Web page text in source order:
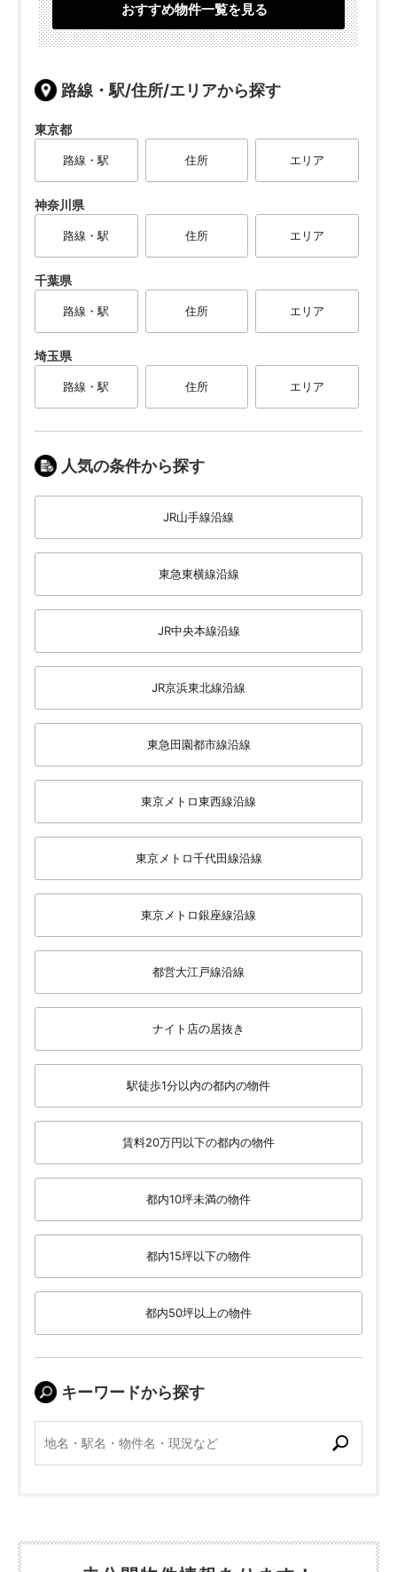
おすすめ物件一覧を見る
路線・駅/住所/エリアから探す
東京都
路線・駅 住所 エリア
神奈川県
路線・駅 住所 エリア
千葉県
路線・駅 住所 エリア
埼玉県
路線・駅 住所 エリア
人気の条件から探す
JR山手線沿線
東急東横線沿線
JR中央本線沿線
JR京浜東北線沿線
東急田園都市線沿線
東京メトロ東西線沿線
東京メトロ千代田線沿線
東京メトロ銀座線沿線
都営大江戸線沿線
ナイト店の居抜き
駅徒歩1分以内の都内の物件
賃料20万円以下の都内の物件
都内10坪未満の物件
都内15坪以下の物件
都内50坪以上の物件
キーワードから探す